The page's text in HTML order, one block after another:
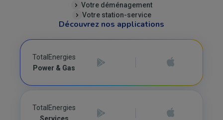
Votre déménagement
Votre station-service
Découvrez nos applications
TotalEnergies
Power & Gas
TotalEnergies